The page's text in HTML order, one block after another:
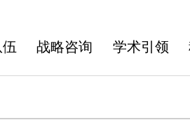
战略咨询 学术引领